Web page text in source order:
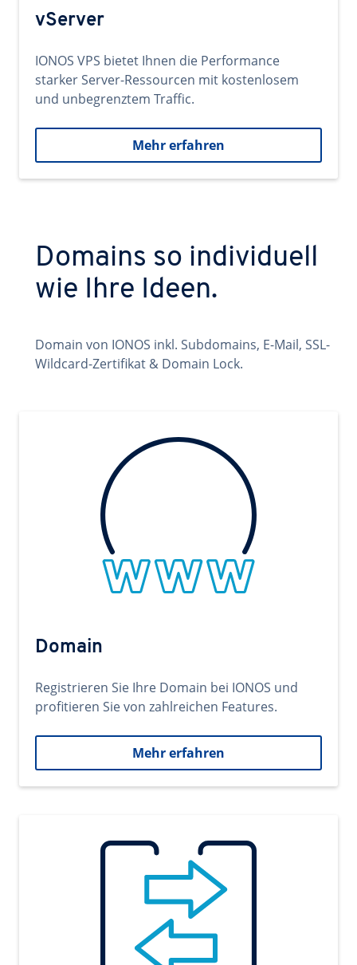
vServer
IONOS VPS bietet Ihnen die Performance
starker Server-Ressourcen mit kostenlosem
und unbegrenztem Traffic.
Mehr erfahren
Domains so individuell
wie Ihre Ideen.
Domain von IONOS inkl. Subdomains, E-Mail, SSL-
Wildcard-Zertifikat & Domain Lock.
Domain
Registrieren Sie Ihre Domain bei IONOS und
profitieren Sie von zahlreichen Features.
Mehr erfahren